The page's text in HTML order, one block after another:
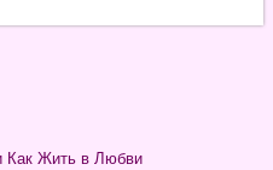
Как Жить в Любви